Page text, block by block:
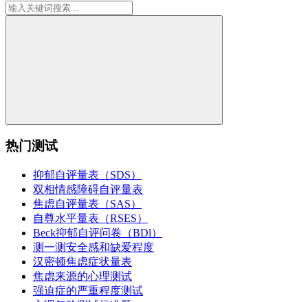
热门测试
抑郁自评量表（SDS）
双相情感障碍自评量表
焦虑自评量表（SAS）
自尊水平量表（RSES）
Beck抑郁自评问卷（BDl）
测一测安全感和缺爱程度
汉密顿焦虑症状量表
焦虑来源的心理测试
强迫症的严重程度测试